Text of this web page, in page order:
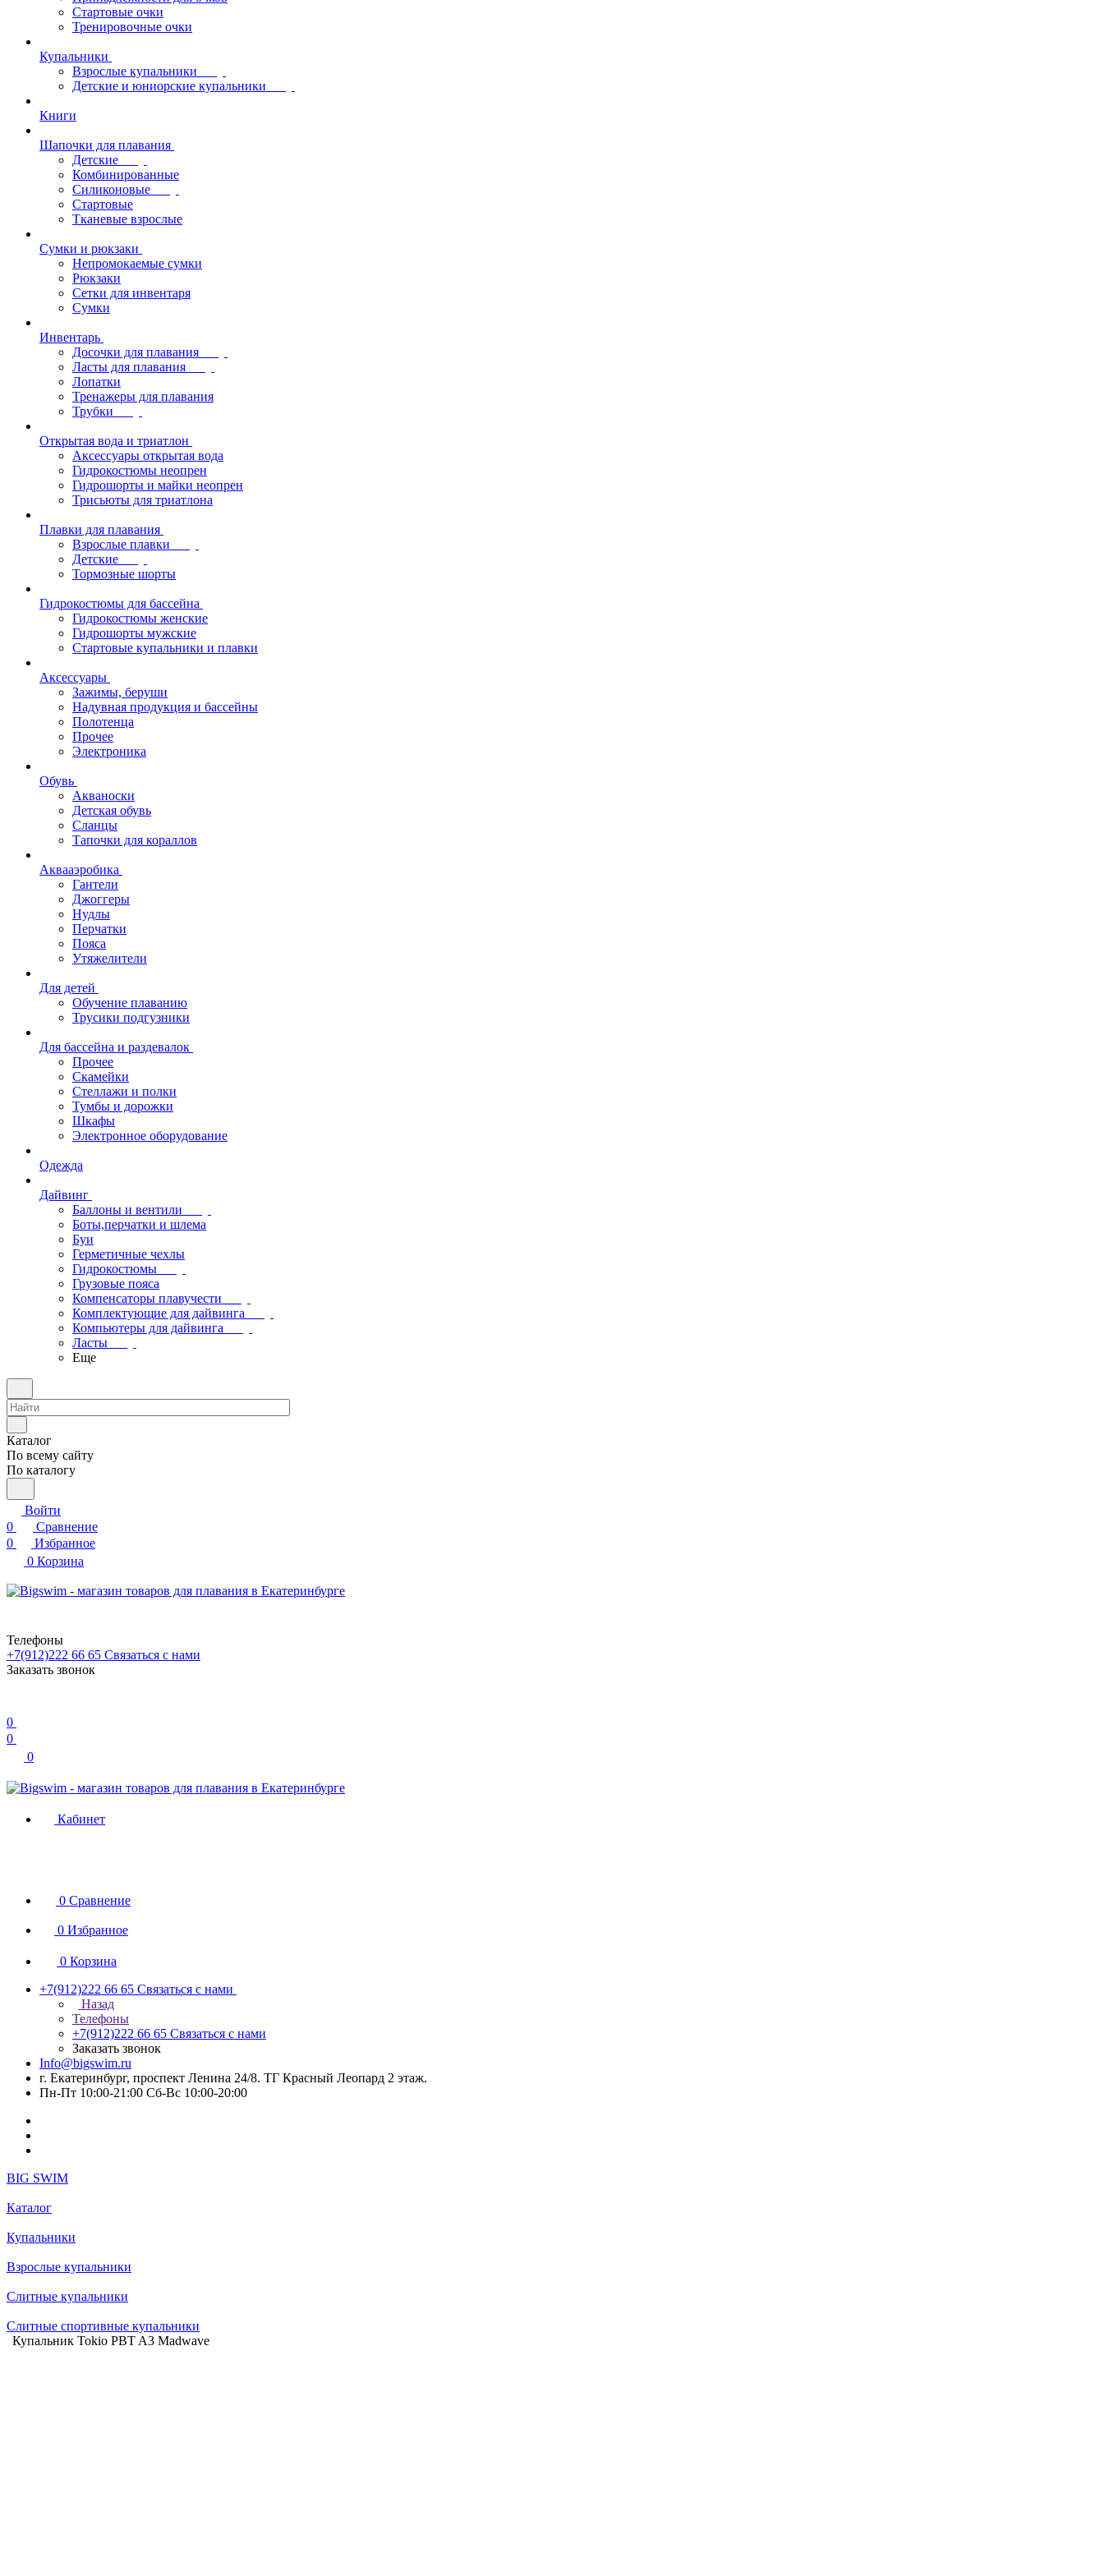
Стартовые очки
Тренировочные очки
Купальники
Взрослые купальники
Детские и юниорские купальники
Книги
Шапочки для плавания
Детские
Комбинированные
Силиконовые
Стартовые
Тканевые взрослые
Сумки и рюкзаки
Непромокаемые сумки
Рюкзаки
Сетки для инвентаря
Сумки
Инвентарь
Досочки для плавания
Ласты для плавания
Лопатки
Тренажеры для плавания
Трубки
Открытая вода и триатлон
Аксессуары открытая вода
Гидрокостюмы неопрен
Гидрошорты и майки неопрен
Трисьюты для триатлона
Плавки для плавания
Взрослые плавки
Детские
Тормозные шорты
Гидрокостюмы для бассейна
Гидрокостюмы женские
Гидрошорты мужские
Стартовые купальники и плавки
Аксессуары
Зажимы, беруши
Надувная продукция и бассейны
Полотенца
Прочее
Электроника
Обувь
Акваноски
Детская обувь
Сланцы
Тапочки для кораллов
Аквааэробика
Гантели
Джоггеры
Нудлы
Перчатки
Пояса
Утяжелители
Для детей
Обучение плаванию
Трусики подгузники
Для бассейна и раздевалок
Прочее
Скамейки
Стеллажи и полки
Тумбы и дорожки
Шкафы
Электронное оборудование
Одежда
Дайвинг
Баллоны и вентили
Боты,перчатки и шлема
Буи
Герметичные чехлы
Гидрокостюмы
Грузовые пояса
Компенсаторы плавучести
Комплектующие для дайвинга
Компьютеры для дайвинга
Ласты
Еще
Каталог
По всему сайту
По каталогу
Войти
0
Сравнение
0
Избранное
0 Корзина
Телефоны
+7(912)222 66 65 Связаться с нами
Заказать звонок
0
0
0
Кабинет
0 Сравнение
0 Избранное
0 Корзина
+7(912)222 66 65 Связаться с нами
Назад
Телефоны
+7(912)222 66 65 Связаться с нами
Заказать звонок
Info@bigswim.ru
г. Екатеринбург, проспект Ленина 24/8. ТГ Красный Леопард 2 этаж.
Пн-Пт 10:00-21:00 Сб-Вс 10:00-20:00
BIG SWIM
Каталог
Купальники
Взрослые купальники
Слитные купальники
Слитные спортивные купальники
Купальник Tokio PBT A3 Madwave